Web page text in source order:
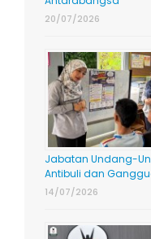
20/07/2026
Jabatan Undang-
Antibuli dan
14/07/2026